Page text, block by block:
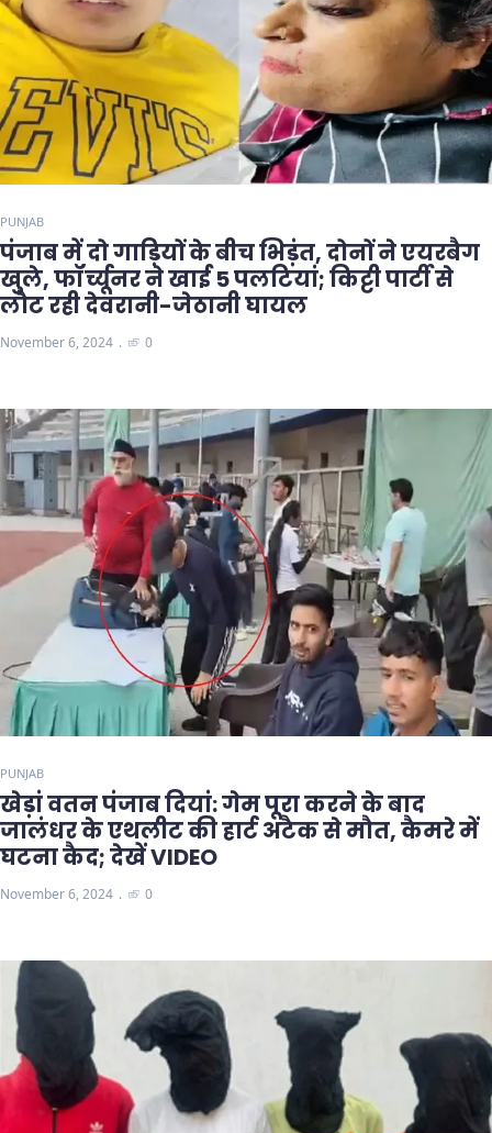
PUNJAB
पंजाब में दो गाड़ियों के बीच भिड़ंत, दोनों ने एयरबैग
खुले, फॉर्च्यूनर ने खाई 5 पलटियां; किट्टी पार्टी से
लौट रही देवरानी-जेठानी घायल
November 6, 2024 0
PUNJAB
खेड़ां वतन पंजाब दियां: गेम पूरा करने के बाद
जालंधर के एथलीट की हार्ट अटैक से मौत, कैमरे में
घटना कैद; देखें VIDEO
November 6, 2024 0